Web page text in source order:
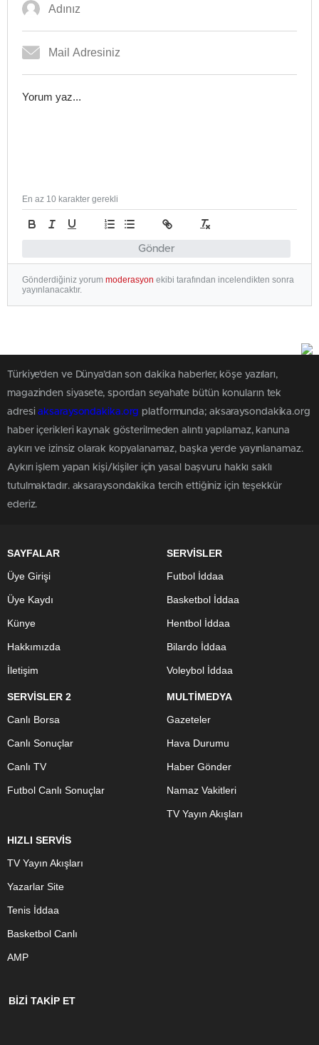
Gönder
En az 10 karakter gerekli
Gönderdiğiniz yorum moderasyon ekibi tarafından incelendikten sonra
yayınlanacaktır.
Türkiye'den ve Dünya’dan son dakika haberler, köşe yazıları,
magazinden siyasete, spordan seyahate bütün konuların tek
adresiaksaraysondakika.org platformunda; aksaraysondakika.org
haber içerikleri kaynak gösterilmeden alıntı yapılamaz, kanuna
aykırı ve izinsiz olarak kopyalanamaz, başka yerde yayınlanamaz.
Aykırı işlem yapan kişi/kişiler için yasal başvuru hakkı saklı
tutulmaktadır. aksaraysondakika tercih ettiğiniz için teşekkür
ederiz.
SAYFALAR
Üye Girişi
Üye Kaydı
Künye
Hakkımızda
İletişim
SERVİSLER
Futbol İddaa
Basketbol İddaa
Hentbol İddaa
Bilardo İddaa
Voleybol İddaa
SERVİSLER 2
Canlı Borsa
Canlı Sonuçlar
Canlı TV
Futbol Canlı Sonuçlar
MULTİMEDYA
Gazeteler
Hava Durumu
Haber Gönder
Namaz Vakitleri
TV Yayın Akışları
HIZLI SERVİS
TV Yayın Akışları
Yazarlar Site
Tenis İddaa
Basketbol Canlı
AMP
BİZİ TAKİP ET